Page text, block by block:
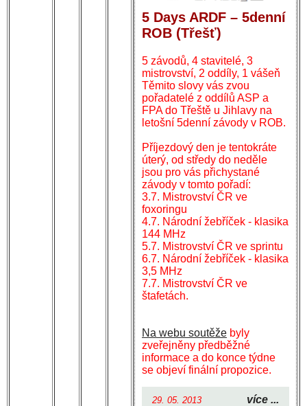
5 Days ARDF – 5denní
ROB (Třešť)
5 závodů, 4 stavitelé, 3
mistrovství, 2 oddíly, 1 vášeň
Těmito slovy vás zvou
pořadatelé z oddílů ASP a
FPA do Třeště u Jihlavy na
letošní 5denní závody v ROB.
Příjezdový den je tentokráte
úterý, od středy do neděle
jsou pro vás přichystané
závody v tomto pořadí:
3.7. Mistrovství ČR ve
foxoringu
4.7. Národní žebříček - klasika
144 MHz
5.7. Mistrovství ČR ve sprintu
6.7. Národní žebříček - klasika
3,5 MHz
7.7. Mistrovství ČR ve
štafetách.
Na webu soutěže byly
zveřejněny předběžné
informace a do konce týdne
se objeví finální propozice.
29. 05. 2013 více ...